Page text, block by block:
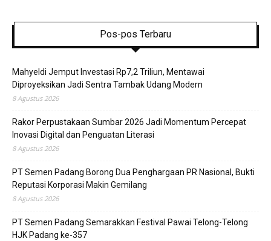
Pos-pos Terbaru
Mahyeldi Jemput Investasi Rp7,2 Triliun, Mentawai
Diproyeksikan Jadi Sentra Tambak Udang Modern
8 Agustus 2026
Rakor Perpustakaan Sumbar 2026 Jadi Momentum Percepat
Inovasi Digital dan Penguatan Literasi
8 Agustus 2026
PT Semen Padang Borong Dua Penghargaan PR Nasional, Bukti
Reputasi Korporasi Makin Gemilang
8 Agustus 2026
PT Semen Padang Semarakkan Festival Pawai Telong-Telong
HJK Padang ke-357